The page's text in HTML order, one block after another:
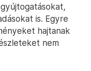
is. Egyre
hajtanak
nem